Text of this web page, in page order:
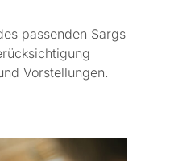
passenden Sargs
Vorstellungen.